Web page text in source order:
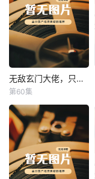
无敌玄门大佬，只听姐姐的话 无敌玄门大佬，只听姐姐的话
第60集